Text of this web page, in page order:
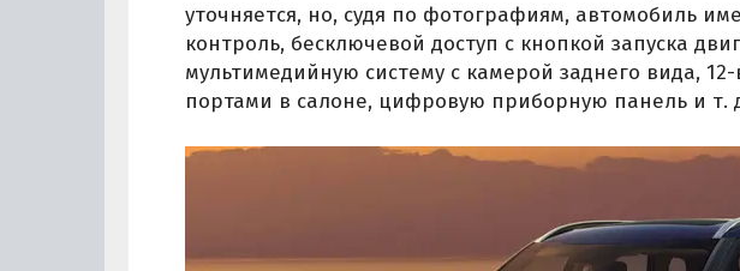
уточняется, но, судя по фотографиям, автомобиль
контроль, бесключевой доступ с кнопкой запуска
мультимедийную систему с камерой заднего вида, 12-
портами в салоне, цифровую приборную панель и т.